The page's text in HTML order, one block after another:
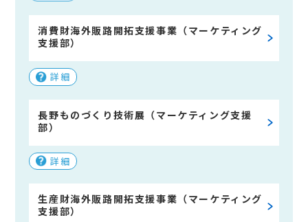
消費財海外販路開拓支援事業（マーケティング
支援部）
詳細
長野ものづくり技術展（マーケティング支援
部）
詳細
生産財海外販路開拓支援事業（マーケティング
支援部）